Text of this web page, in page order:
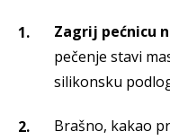
Zagrij pećnicu
pečenje stavi
silikonsku
Brašno, kakao